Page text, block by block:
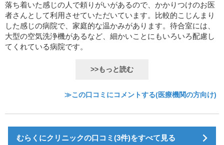
落ち着いた感じの人で頼りがいがあるので、かかりつけのお医
者さんとして利用させていただいています。比較的こじんまり
した感じの病院で、家庭的な温かみがあります。待合室には、
大型の空気洗浄機があるなど、細かいことにもいろいろ配慮し
てくれている病院です。
>>もっと読む
≫この口コミにコメントする(医療機関の方向け)
むらくにクリニックの口コミ(3件)をすべて見る